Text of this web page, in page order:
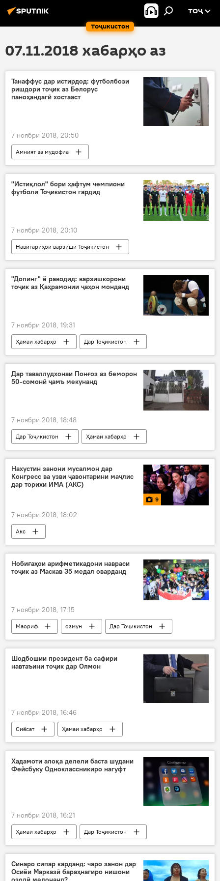
Тоҷикистон
ТОҶ
07.11.2018 хабарҳо аз
Танаффус дар истирдод: футболбози
ришдори тоҷик аз Белорус
паноҳандагӣ хостааст
7 ноябри 2018, 20:50
Амният ва мудофиа
"Истиқлол" бори ҳафтум чемпиони
футболи Тоҷикистон гардид
7 ноябри 2018, 20:10
Навигариҳои варзиши Тоҷикистон
Ҳамаи хабарҳо
"Допинг" ё раводид: варзишкорони
тоҷик аз Қаҳрамонии ҷаҳон монданд
7 ноябри 2018, 19:31
Ҳамаи хабарҳо
Дар Тоҷикистон
Навигариҳои варзиши Тоҷикистон
федератсияҳои варзишӣ
допинг
Дар таваллудхонаи Понғоз аз беморон
50-сомонӣ ҷамъ мекунанд
7 ноябри 2018, 18:48
Дар Тоҷикистон Ҳамаи хабарҳо
Нахустин занони мусалмон дар
Конгресс ва узви ҷавонтарини маҷлис
дар торихи ИМА (АКС)
9
7 ноябри 2018, 18:02
Акс
Нобиғаҳои арифметикадони навраси
тоҷик аз Маскав 35 медал оварданд
7 ноябри 2018, 17:15
Маориф озмун Дар Тоҷикистон
Шодбошии президент ба сафири
навтаъини тоҷик дар Олмон
7 ноябри 2018, 16:46
Сиёсат Ҳамаи хабарҳо
Хадамоти алоқа делели баста шудани
Фейсбуку Одноклассникиро нагуфт
7 ноябри 2018, 16:21
Ҳамаи хабарҳо
Дар Тоҷикистон
шабакаҳои иҷтимоӣ
хадамот
Фейсбук
Синаро сипар карданд: чаро занон дар
Осиёи Марказӣ бараҳнагиро нишони